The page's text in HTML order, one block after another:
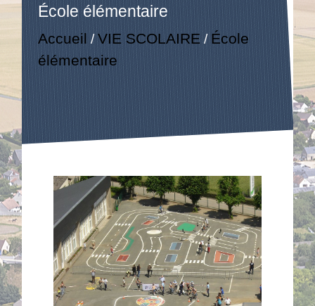
École élémentaire
Accueil/VIE SCOLAIRE / École
élémentaire